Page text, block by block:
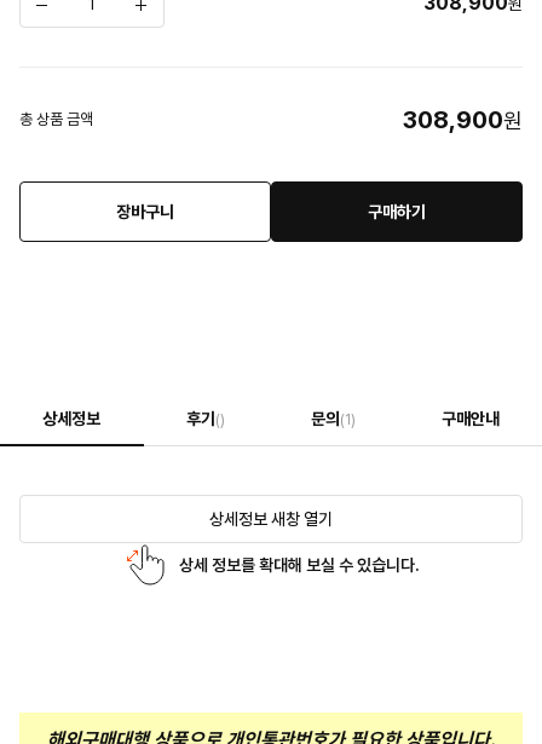
총 상품 금액 308,900원
장바구니 구매하기
상세정보 후기 () 문의 (1) 구매안내
상세정보 새창 열기
상세 정보를 확대해 보실 수 있습니다.